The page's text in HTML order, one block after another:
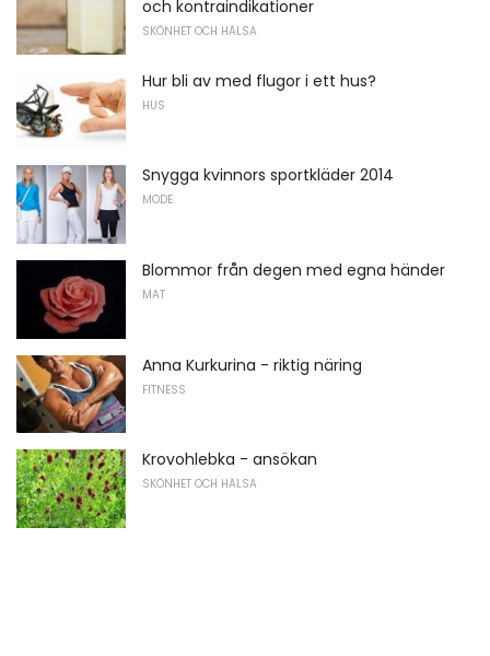
och kontraindikationer
SKÖNHET OCH HÄLSA
Hur bli av med flugor i ett hus?
HUS
Snygga kvinnors sportkläder 2014
MODE
Blommor från degen med egna händer
MAT
Anna Kurkurina - riktig näring
FITNESS
Krovohlebka - ansökan
SKÖNHET OCH HÄLSA